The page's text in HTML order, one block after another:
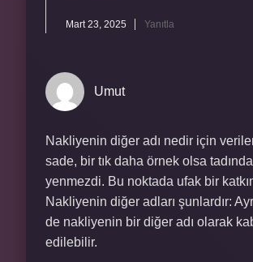
Mart 23, 2025 Yanıtla
Umut
Nakliyenin diğer adı nedir için
sade, bir tık daha örnek olsa
yenmezdi. Bu noktada ufak bir
Nakliyenin diğer adları şunlardır:
de nakliyenin bir diğer adı olarak
edilebilir.